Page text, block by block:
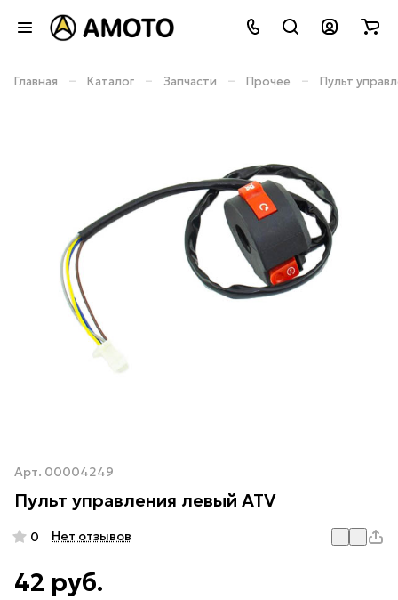
Главная – Каталог – Запчасти – Прочее – Пульт
Арт. 00004249
Пульт управления левый ATV
0 Нет отзывов
42 руб.